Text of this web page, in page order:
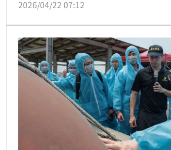
學第12屆課程新增「豬場特約獸醫培
場判斷與緊急處置能力，防堵重大
散。
2026/04/22 07:12